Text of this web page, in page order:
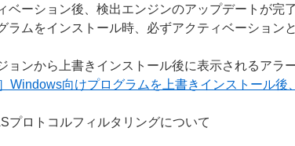
ベーション後、検出エンジンのアップデートが完
ラムをインストール時、必ずアクティベーション
ョンから上書きインストール後に表示されるアラ
］Windows向けプログラムを上書きインストール
プロトコルフィルタリングについて